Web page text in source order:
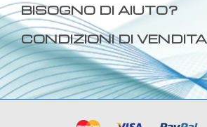
BISOGNO DI AIUTO?
CONDIZIONI DI VENDITA